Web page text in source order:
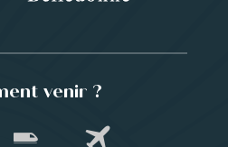
venir ?